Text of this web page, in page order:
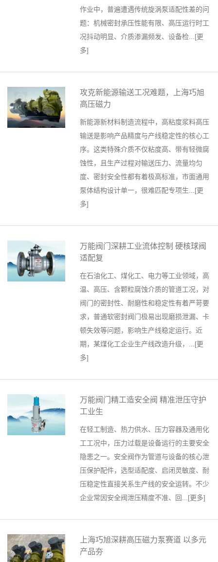
作业中，普遍遭遇传统旋涡泵适配性差的问
题：机械密封承压性能有限、高压运行时工
况抖动明显、介质渗漏频发、设备检...[更
多]
攻克新能源输送工况难题，上海巧旭
高压磁力
新能源新材料制造流程中，高粘度浆料高压
输送是影响产品精度与产线稳定性的核心工
序。这类特殊介质不仅粘度高、带有轻微腐
蚀性，且生产过程对输送压力、流量均匀
度、密封安全性都有着极高标准，市面通用
泵体结构设计单一，很难匹配专项生...[更
多]
万能阀门深耕工业流体控制 硬核球阀
适配复
在石油化工、煤化工、电力等工业领域，高
温、高压、含颗粒腐蚀介质的管道工况，对
阀门的密封性、耐磨性和稳定性有着严苛要
求，普通软密封阀门极易出现磨损泄漏、卡
顿失效等问题，影响生产线稳定运行。近
期，某煤化工企业生产线改造升级，...[更
多]
万能阀门精工造安全阀 精准泄压守护
工业生
在轻工制造、热力供水、压力容器及通用化
工工况中，压力过载是设备运行的主要安全
隐患之一。安全阀作为管道与设备的核心泄
压保护配件，选型适配度、启闭灵敏度、耐
压稳定性直接关系生产线的安全运转。不少
企业常因安全阀泄压精度不准、回...[更多]
上海巧旭深耕高压磁力泵赛道 以多元
产品夯